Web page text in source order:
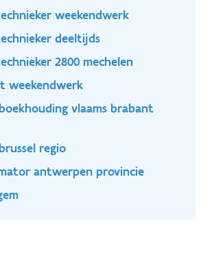
weekendwerk
deeltijds
2800 mechelen
weekendwerk
vlaams brabant
regio
antwerpen provincie